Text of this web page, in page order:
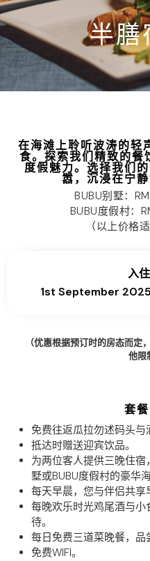
半膳
在海滩上聆听波涛的轻
食。探索我们精致的餐
度假魅力。选择我们
嚣，沉浸在宁
BUBU别墅：
BUBU度假村：
（以上价格
入住
1st September
（优惠根据预订时的房态而定
他限
套餐
免费往返瓜拉勿述码头与
抵达时赠送迎宾饮品。
为两位客人提供三晚住宿
墅或BUBU度假村的豪华
每天早晨，您与伴侣共享
每晚欢乐时光鸡尾酒与
待。
每日免费三道菜晚餐，品
免费WIFI。